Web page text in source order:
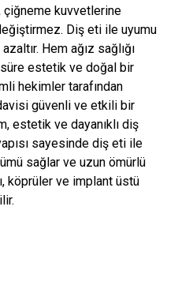
çiğneme kuvvetlerine
Diş eti ile uyumu
Hem ağız sağlığı
estetik ve doğal bir
hekimler tarafından
güvenli ve etkili bir
estetik ve dayanıklı diş
sayesinde diş eti ile
sağlar ve uzun ömürlü
köprüler ve implant üstü